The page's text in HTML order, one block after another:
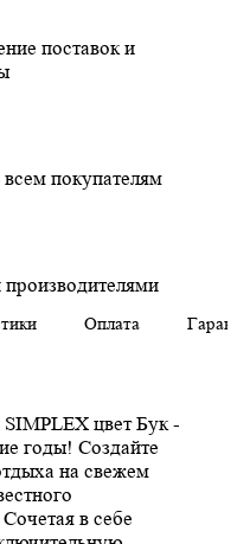
поставок и
покупателям
Оплата
цвет Бук -
годы! Создайте
на свежем
в себе